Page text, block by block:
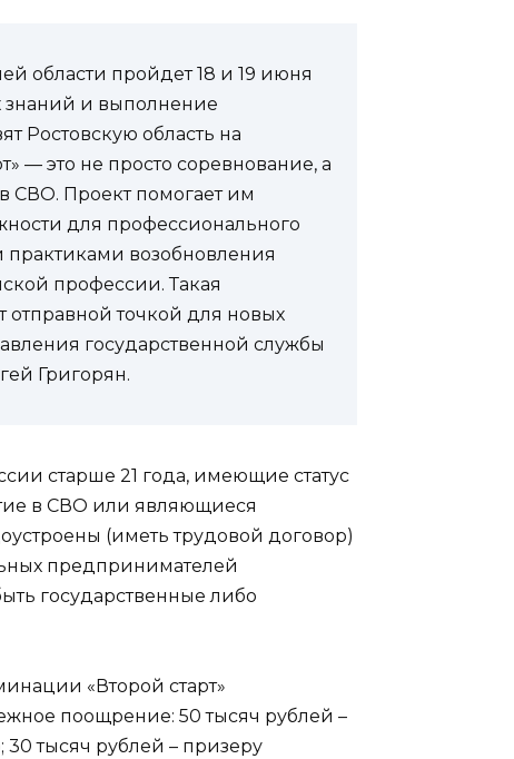
области пройдет 18 и 19 июня
знаний и выполнение
Ростовскую область на
— это не просто соревнование, а
СВО. Проект помогает им
для профессионального
практиками возобновления
профессии. Такая
отправной точкой для новых
государственной службы
Григорян.
старше 21 года, имеющие статус
в СВО или являющиеся
(иметь трудовой договор)
предпринимателей
государственные либо
«Второй старт»
поощрение: 50 тысяч рублей –
тысяч рублей – призеру